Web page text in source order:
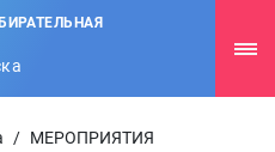
/ МЕРОПРИЯТИЯ